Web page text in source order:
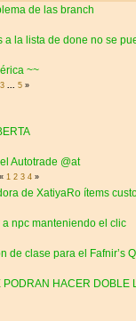
de las branch
a la lista de done no se
~~
3 ...5 »
Autotrade @at
« 1 2 3 4 »
de XatiyaRo ítems
npc manteniendo el clic
de clase para el Fafnir’s
PODRAN HACER DOBLE